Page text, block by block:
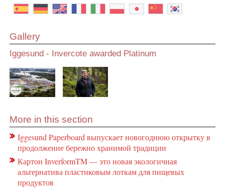
Gallery
Iggesund - Invercote awarded Platinum
More in this section
Iggesund Paperboard выпускает новогоднюю открытку в
продолжение бережно хранимой традиции
Картон InverformTM — это новая экологичная
альтернатива пластиковым лоткам для пищевых
продуктов